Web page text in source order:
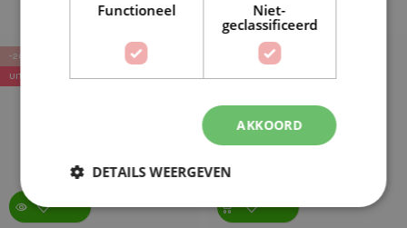
€4,96 €6,20
-20%
UITVERKOCHT
Functioneel
Niet-
geclassificeerd
AKKOORD
DETAILS WEERGEVEN